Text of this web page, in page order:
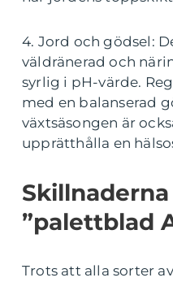
4. Jord och gödsel:
väldränerad och
syrlig i pH-värde.
med en balanserad
växtsäsongen är
upprätthålla en
”palettblad
Trots att alla sorter